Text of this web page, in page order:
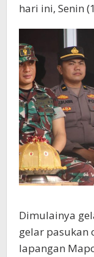
hari ini, Senin
Dimulainya
gelar pasukan
lapangan